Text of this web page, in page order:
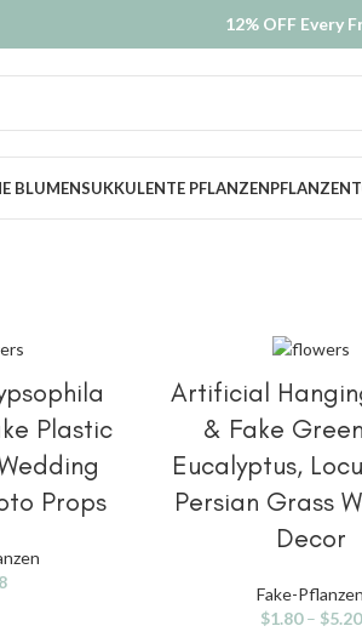
BLUMENSUKKULENTE PFLANZEN
Plastic
Props
Artificial
& Fake
Eucalyptus,
Persian Grass
Decor
Fake-Pflanzen
$1.80 – $5.20
12% OFF Every